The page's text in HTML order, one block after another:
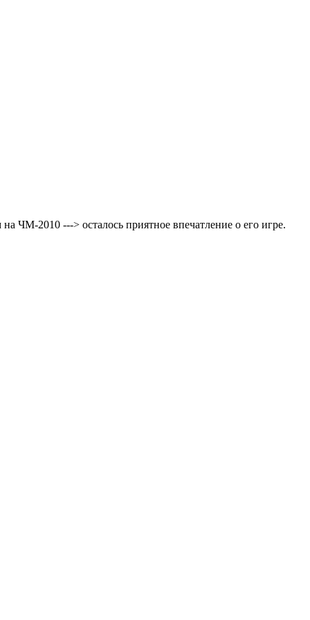
ЧМ-2010 ---> осталось приятное впечатление о его игре.